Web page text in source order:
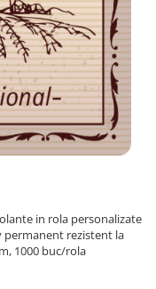
in rola personalizate
permanent rezistent la
1000 buc/rola